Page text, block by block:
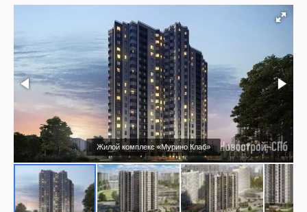
Жилой комплекс «Мурино Клаб»
Благоустройство
Коммерция
Визуализация